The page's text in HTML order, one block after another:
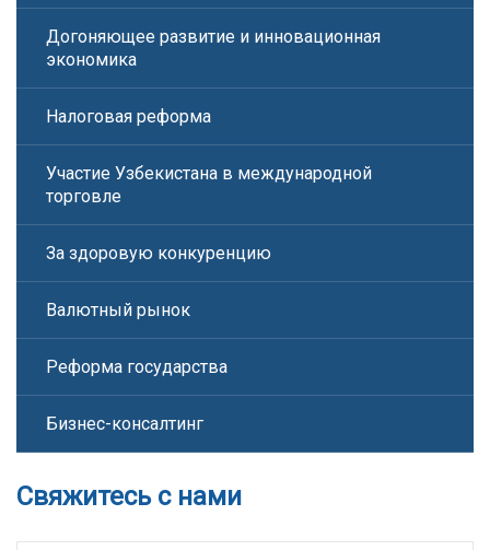
Догоняющее развитие и инновационная
экономика
Налоговая реформа
Участие Узбекистана в международной
торговле
За здоровую конкуренцию
Валютный рынок
Реформа государства
Бизнес-консалтинг
Свяжитесь с нами